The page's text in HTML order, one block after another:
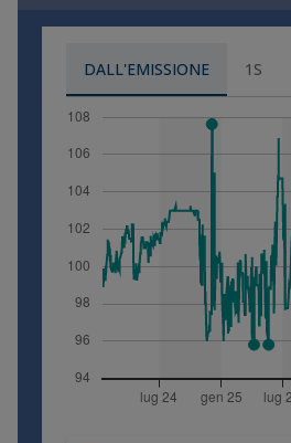
DALL'EMISSIONE 1S
del D.P.R. n. 445 del 28 dicembre
mendaci sono sanzionabili penalmente.
Dichiaro di non essere una Persona
soggetto passivo di imposta degli
di tali soggetti e sarò responsabile
Dichiaro altresì di non essere
Australia, Giappone o negli Altri Paesi.
ATTENZIONE: Le dichiarazioni
del D.P.R. n. 445 del 28 dicembre
mendaci sono sanzionabili penalmente.
Spuntando la casella "Accetto"
eccezione alcuna e sotto la propria
Note Legali
presenti in sezioni o pagine del
presente sito sarà negato.